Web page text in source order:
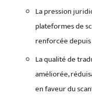
La pression
plateformes de
renforcée
La qualité de
améliorée,
en faveur du